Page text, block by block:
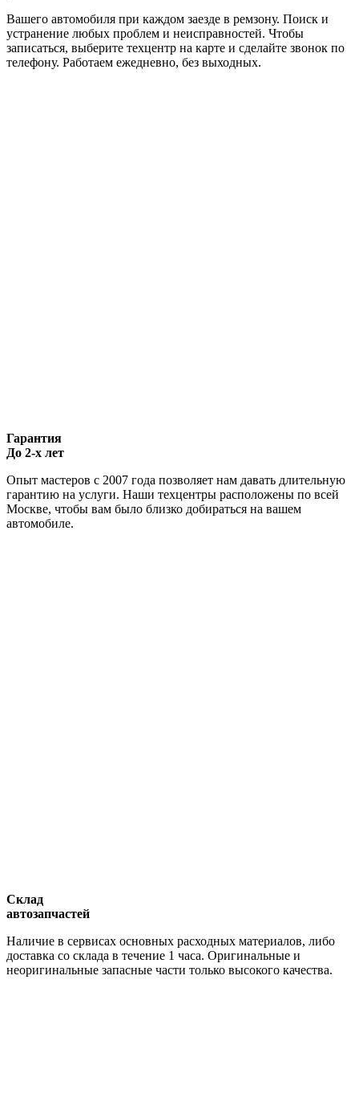
Вашего автомобиля при каждом заезде в ремзону. Поиск и
устранение любых проблем и неисправностей. Чтобы
записаться, выберите техцентр на карте и сделайте звонок по
телефону. Работаем ежедневно, без выходных.
Гарантия
До 2-х лет
Опыт мастеров с 2007 года позволяет нам давать длительную
гарантию на услуги. Наши техцентры расположены по всей
Москве, чтобы вам было близко добираться на вашем
автомобиле.
Склад
автозапчастей
Наличие в сервисах основных расходных материалов, либо
доставка со склада в течение 1 часа. Оригинальные и
неоригинальные запасные части только высокого качества.